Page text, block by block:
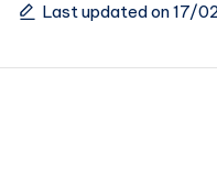
Last updated on 17/